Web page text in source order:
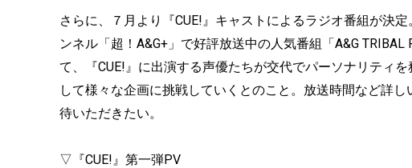
さらに、７月より『CUE!』キャストによるラジオ番組が決
ンネル「超！A&G+」で好評放送中の人気番組「A&G
て、『CUE!』に出演する声優たちが交代でパーソナリティ
して様々な企画に挑戦していくとのこと。放送時間など詳
待いただきたい。
▽『CUE!』第一弾PV